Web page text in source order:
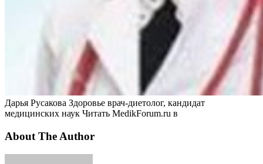
Дарья Русакова Здоровье врач-диетолог, кандидат
медицинских наук Читать MedikForum.ru в
About The Author